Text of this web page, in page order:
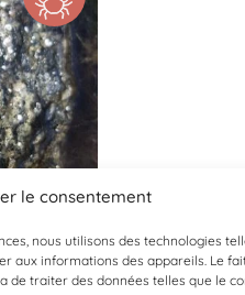
le consentement
nous utilisons des technologies
aux informations des appareils. Le
de traiter des données telles que le